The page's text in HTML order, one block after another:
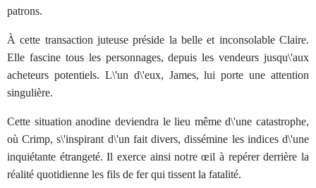
patrons.
À cette transaction juteuse préside la belle et inconsolable Claire.
Elle fascine tous les personnages, depuis les vendeurs jusqu\'aux
acheteurs potentiels. L\'un d\'eux, James, lui porte une attention
singulière.
Cette situation anodine deviendra le lieu même d\'une catastrophe,
où Crimp, s\'inspirant d\'un fait divers, dissémine les indices d\'une
inquiétante étrangeté. Il exerce ainsi notre œil à repérer derrière la
réalité quotidienne les fils de fer qui tissent la fatalité.